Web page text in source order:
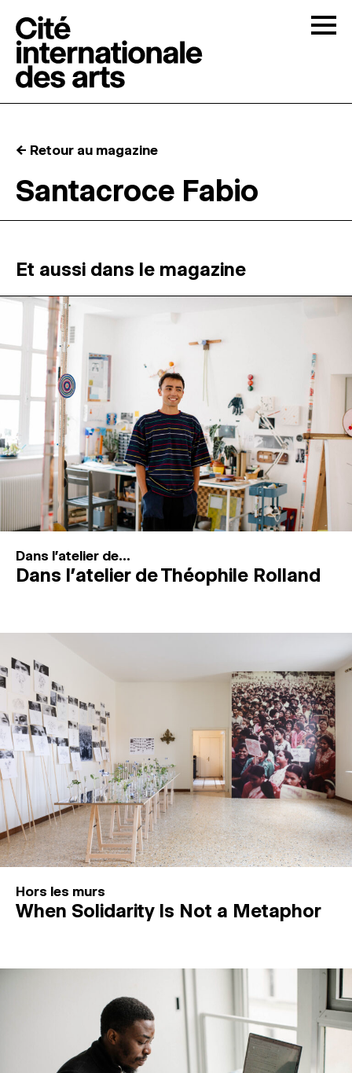
RÉSIDENCES ↓
ATELIERS OUVERTS
PROGRAMMATION
MAGAZINE
ESPACES DE PRATIQUE ARTISTIQUE ↓
Recherche
Connexion
← Retour au magazine
Santacroce Fabio
Et aussi dans le magazine
Dans l'atelier de...
Dans l’atelier de Théophile Rolland
Hors les murs
When Solidarity Is Not a Metaphor